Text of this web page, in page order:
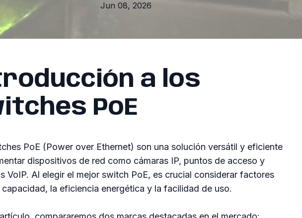
Jun 08, 2026
a los
PoE
PoE (Power over Ethernet) son una solución versátil y eficiente
dispositivos de red como cámaras IP, puntos de acceso y
VoIP. Al elegir el mejor switch PoE, es crucial considerar factores
la eficiencia energética y la facilidad de uso.